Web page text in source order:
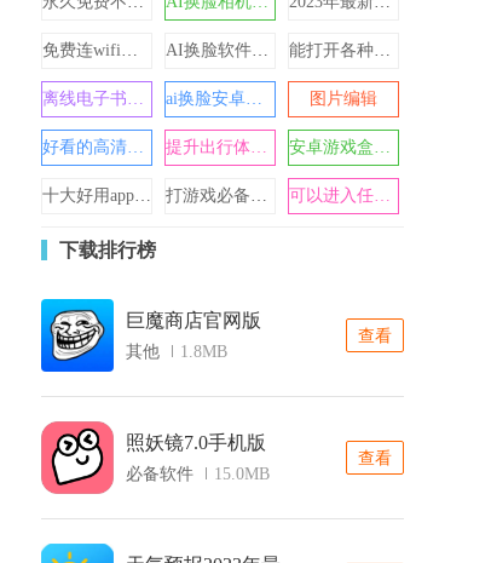
免费连wifi不需要密码的神器 AI换脸软件免费 能打开各种网站的浏览器
离线电子书阅读器app合集 ai换脸安卓版手机版 图片编辑
好看的高清动态壁纸大全 提升出行体验的打车软件 安卓游戏盒子哪个好2024
十大好用app软件免费有哪些 打游戏必备工具大全 可以进入任何网站的浏览器
下载排行榜
巨魔商店官网版
其他 1.8MB
查看
照妖镜7.0手机版
必备软件 15.0MB
查看